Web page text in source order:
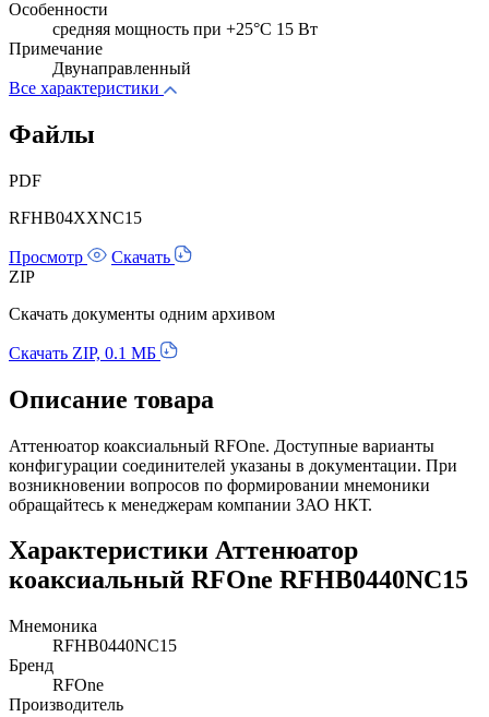
Особенности
cредняя мощность при +25°C 15 Вт
Примечание
Двунаправленный
Все характеристики
Файлы
PDF
RFHB04XXNC15
Просмотр
Скачать
ZIP
Скачать документы одним архивом
Скачать ZIP, 0.1 МБ
Описание товара
Аттенюатор коаксиальный RFOne. Доступные варианты
конфигурации соединителей указаны в документации. При
возникновении вопросов по формировании мнемоники
обращайтесь к менеджерам компании ЗАО НКТ.
Характеристики Аттенюатор
коаксиальный RFOne RFHB0440NC15
Мнемоника
RFHB0440NC15
Бренд
RFOne
Производитель